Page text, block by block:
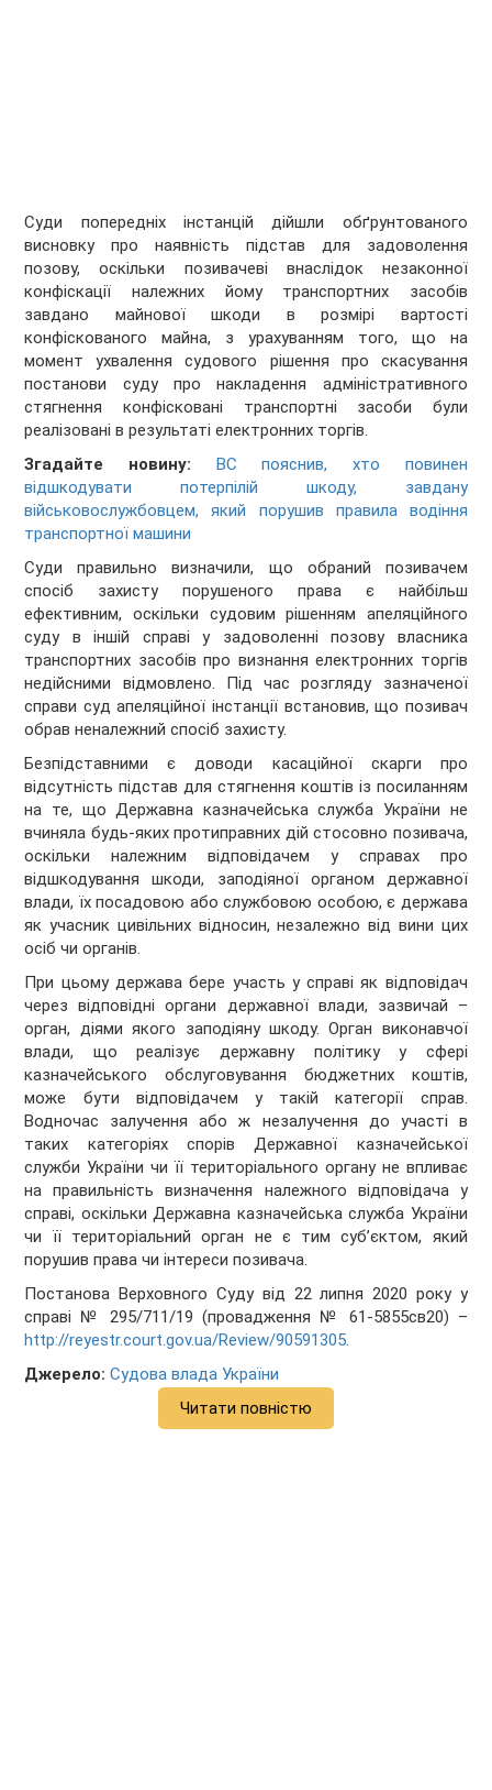
Суди попередніх інстанцій дійшли обґрунтованого
висновку про наявність підстав для задоволення
позову, оскільки позивачеві внаслідок незаконної
конфіскації належних йому транспортних засобів
завдано майнової шкоди в розмірі вартості
конфіскованого майна, з урахуванням того, що на
момент ухвалення судового рішення про скасування
постанови суду про накладення адміністративного
стягнення конфісковані транспортні засоби були
реалізовані в результаті електронних торгів.
Згадайте новину:
ВС пояснив, хто повинен
відшкодувати потерпілій шкоду, завдану
військовослужбовцем, який порушив правила водіння
транспортної машини
Суди правильно визначили, що обраний позивачем
спосіб захисту порушеного права є найбільш
ефективним, оскільки судовим рішенням апеляційного
суду в іншій справі у задоволенні позову власника
транспортних засобів про визнання електронних торгів
недійсними відмовлено. Під час розгляду зазначеної
справи суд апеляційної інстанції встановив, що позивач
обрав неналежний спосіб захисту.
Безпідставними є доводи касаційної скарги про
відсутність підстав для стягнення коштів із посиланням
на те, що Державна казначейська служба України не
вчиняла будь-яких протиправних дій стосовно позивача,
оскільки належним відповідачем у справах про
відшкодування шкоди, заподіяної органом державної
влади, їх посадовою або службовою особою, є держава
як учасник цивільних відносин, незалежно від вини цих
осіб чи органів.
При цьому держава бере участь у справі як відповідач
через відповідні органи державної влади, зазвичай –
орган, діями якого заподіяну шкоду. Орган виконавчої
влади, що реалізує державну політику у сфері
казначейського обслуговування бюджетних коштів,
може бути відповідачем у такій категорії справ.
Водночас залучення або ж незалучення до участі в
таких категоріях спорів Державної казначейської
служби України чи її територіального органу не впливає
на правильність визначення належного відповідача у
справі, оскільки Державна казначейська служба України
чи її територіальний орган не є тим суб’єктом, який
порушив права чи інтереси позивача.
Постанова Верховного Суду від 22 липня 2020 року у
справі № 295/711/19 (провадження № 61-5855св20) –
http://reyestr.court.gov.ua/Review/90591305.
Джерело: Судова влада України
Читати повністю